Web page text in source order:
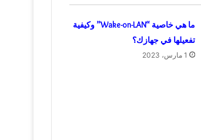
ما هي خاصية “Wake-on-LAN” وكيفية
تفعيلها في جهازك؟
1 مارس، 2023